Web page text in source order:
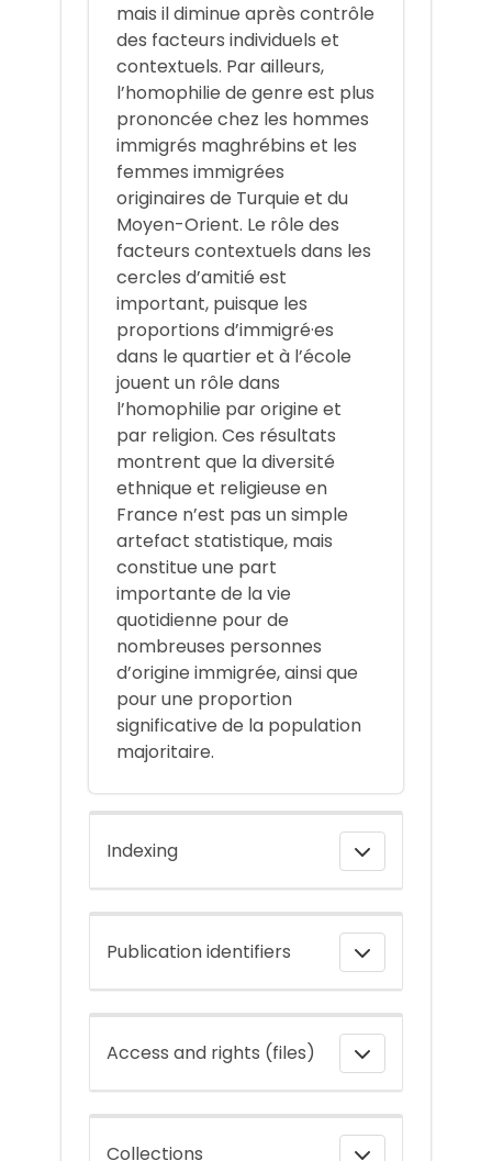
mais il diminue après contrôle
des facteurs individuels et
contextuels. Par ailleurs,
l’homophilie de genre est plus
prononcée chez les hommes
immigrés maghrébins et les
femmes immigrées
originaires de Turquie et du
Moyen-Orient. Le rôle des
facteurs contextuels dans les
cercles d’amitié est
important, puisque les
proportions d’immigré·es
dans le quartier et à l’école
jouent un rôle dans
l’homophilie par origine et
par religion. Ces résultats
montrent que la diversité
ethnique et religieuse en
France n’est pas un simple
artefact statistique, mais
constitue une part
importante de la vie
quotidienne pour de
nombreuses personnes
d’origine immigrée, ainsi que
pour une proportion
significative de la population
majoritaire.
Indexing
Publication identifiers
Access and rights (files)
Collections